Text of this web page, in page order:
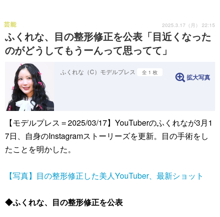
ふくれな、目の整形修正を公表「目近くなった
のがどうしてもうーんって思ってて」
芸能 2025.3.17（月） 22:15
ふくれな（C）モデルプレス 全 1 枚
拡大写真
【モデルプレス＝2025/03/17】YouTuberのふくれなが3月1
7日、自身のInstagramストーリーズを更新。目の手術をし
たことを明かした。
【写真】目の整形修正した美人YouTuber、最新ショット
◆ふくれな、目の整形修正を公表